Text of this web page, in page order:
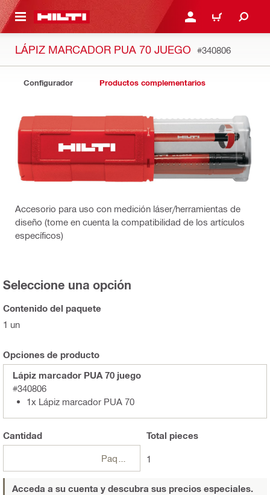
PRINCIPAL INICIE SESIÓN O
CARRITO
LÁPIZ MARCADOR PUA 70 JUEGO #340806
Configurador Productos complementarios
Accesorio para uso con medición láser/herramientas de
diseño (tome en cuenta la compatibilidad de los artículos
específicos)
Seleccione una opción
Contenido del paquete
1 un
Opciones de producto
Lápiz marcador PUA 70 juego
#340806
1x Lápiz marcador PUA 70
Cantidad Total pieces
1
Acceda a su cuenta y descubra sus precios especiales.